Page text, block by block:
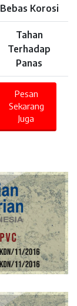
Bebas Korosi
Tahan
Terhadap
Panas
Pesan
Sekarang
Juga